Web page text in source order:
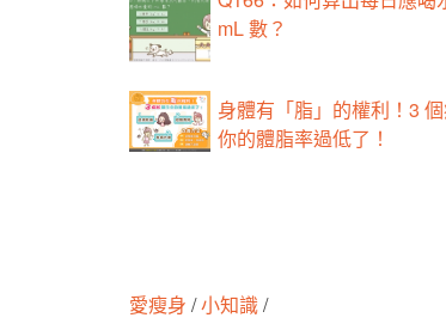
mL 數？
身體有「脂」的權利！3
你的體脂率過低了！
愛瘦身 /小知識/